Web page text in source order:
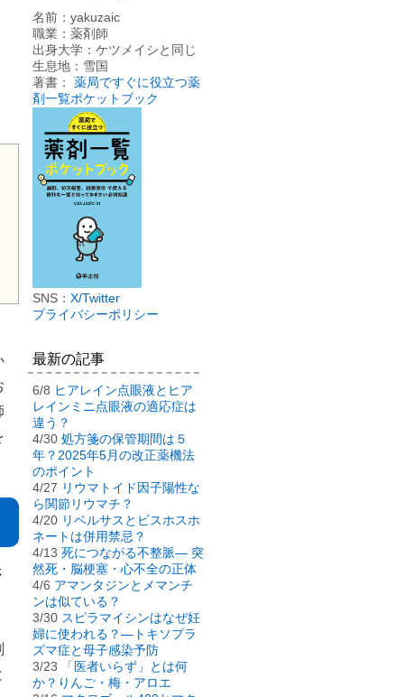
名前：yakuzaic
職業：薬剤師
出身大学：ケツメイシと同じ
生息地：雪国
著書： 薬局ですぐに役立つ薬
剤一覧ポケットブック
SNS： X/Twitter
プライバシーポリシー
最新の記事
6/8 ヒアレイン点眼液とヒア
レインミニ点眼液の適応症は
違う？
4/30 処方箋の保管期間は５
年？2025年5月の改正薬機法
のポイント
4/27 リウマトイド因子陽性な
ら関節リウマチ？
4/20 リベルサスとビスホスホ
ネートは併用禁忌？
4/13 死につながる不整脈― 突
然死・脳梗塞・心不全の正体
4/6 アマンタジンとメマンチ
ンは似ている？
3/30 スピラマイシンはなぜ妊
婦に使われる？―トキソプラ
ズマ症と母子感染予防
3/23
「医者いらず」とは何
か？りんご・梅・アロエ